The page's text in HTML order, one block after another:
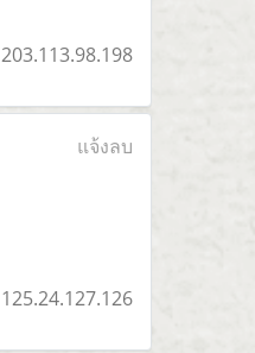
203.113.98.198
แจ้งลบ
125.24.127.126